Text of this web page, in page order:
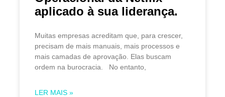
aplicado à sua liderança.
Muitas empresas acreditam que, para crescer,
precisam de mais manuais, mais processos e
mais camadas de aprovação. Elas buscam
ordem na burocracia. No entanto,
LER MAIS »